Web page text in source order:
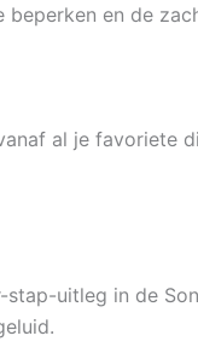
en de
al je favoriete
uitleg in de